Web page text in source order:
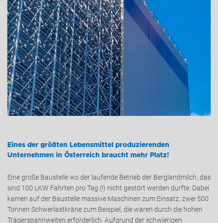
Eines der größten Lebensmittel produzierenden
Unternehmen in Österreich braucht mehr Platz!
Eine große Baustelle wo der laufende Betrieb der Berglandmilch, das
sind 100 LKW Fahrten pro Tag (!) nicht gestört werden durfte. Dabei
kamen auf der Baustelle massive Maschinen zum Einsatz, zwei 500
Tonnen Schwerlastkräne zum Beispiel, die waren durch die hohen
Trägerspannweiten erforderlich. Aufgrund der schwierigen